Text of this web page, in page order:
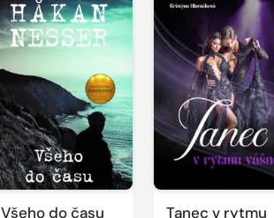
Všeho do času
Tanec v rytmu